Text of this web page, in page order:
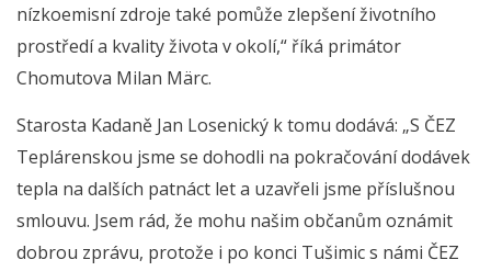
nízkoemisní zdroje také pomůže zlepšení životního
prostředí a kvality života v okolí,“ říká primátor
Chomutova Milan Märc.
Starosta Kadaně Jan Losenický k tomu dodává: „S ČEZ
Teplárenskou jsme se dohodli na pokračování dodávek
tepla na dalších patnáct let a uzavřeli jsme příslušnou
smlouvu. Jsem rád, že mohu našim občanům oznámit
dobrou zprávu, protože i po konci Tušimic s námi ČEZ